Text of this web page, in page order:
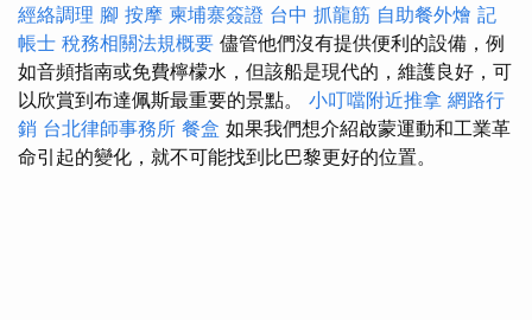
經絡調理 腳 按摩 柬埔寨簽證 台中 抓龍筋 自助餐外燴 記
帳士 稅務相關法規概要 儘管他們沒有提供便利的設備，例
如音頻指南或免費檸檬水，但該船是現代的，維護良好，可
以欣賞到布達佩斯最重要的景點。 小叮噹附近推拿 網路行
銷 台北律師事務所 餐盒 如果我們想介紹啟蒙運動和工業革
命引起的變化，就不可能找到比巴黎更好的位置。